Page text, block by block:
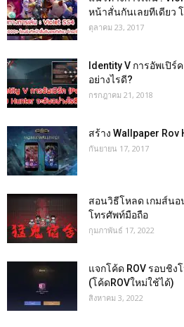
หน้าสั่นกันเลยทีเดียว
ตุลาคม 23, 2017
Identity V การอัพเปิร์
อย่างไรดี?
กรกฎาคม 21, 2018
สร้าง Wallpaper Rov
กันยายน 17, 2017
สอนวิธีโหลด เกมส์นอ
โทรศัพท์มือถือ
กุมภาพันธ์ 17, 2022
แจกโค้ด ROV รอบชิง
(โค้ดROVใหม่ใช้ได้)
สิงหาคม 3, 2022